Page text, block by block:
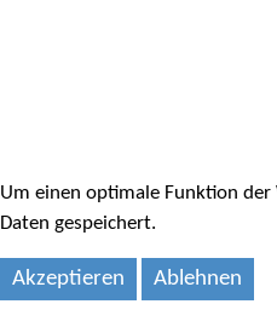
Um einen optimale Funktion der
Daten gespeichert.
Akzeptieren Ablehnen